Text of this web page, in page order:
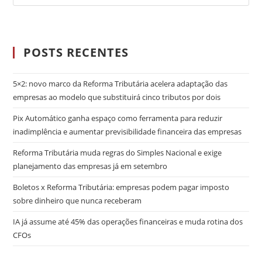
POSTS RECENTES
5×2: novo marco da Reforma Tributária acelera adaptação das
empresas ao modelo que substituirá cinco tributos por dois
Pix Automático ganha espaço como ferramenta para reduzir
inadimplência e aumentar previsibilidade financeira das empresas
Reforma Tributária muda regras do Simples Nacional e exige
planejamento das empresas já em setembro
Boletos x Reforma Tributária: empresas podem pagar imposto
sobre dinheiro que nunca receberam
IA já assume até 45% das operações financeiras e muda rotina dos
CFOs